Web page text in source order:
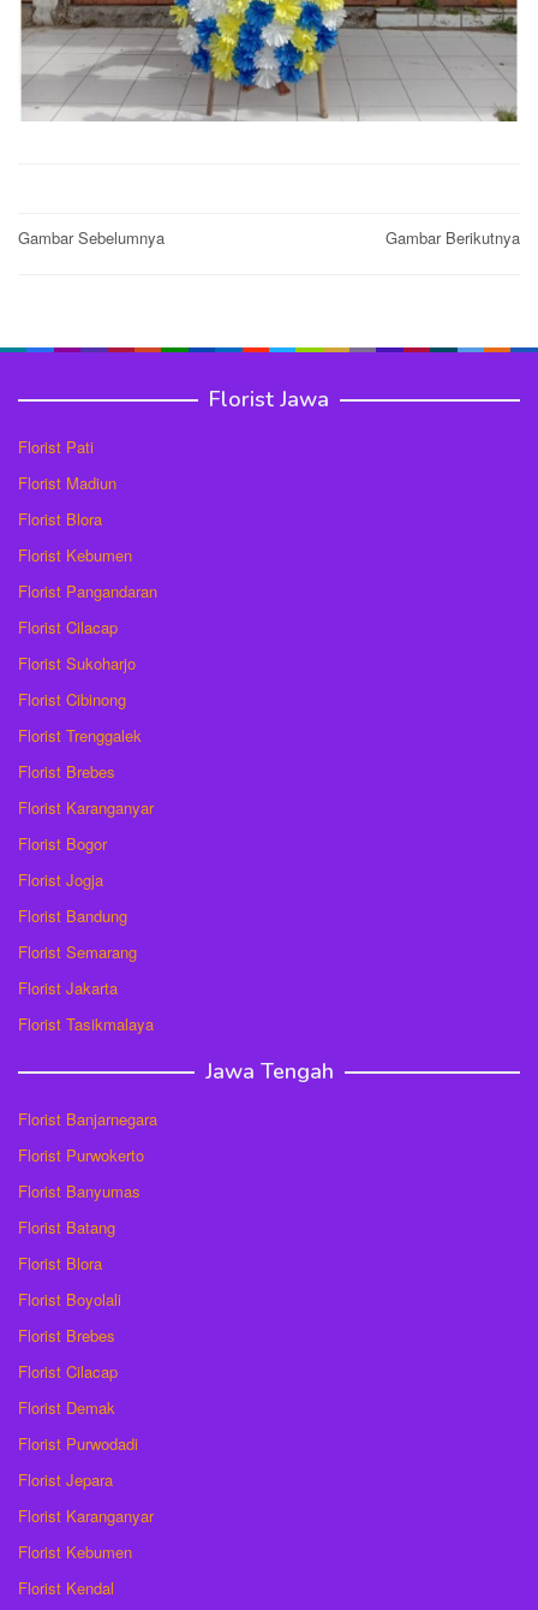
Post
Gambar Sebelumnya Gambar Berikutnya
Florist Jawa
Florist Pati
Florist Madiun
Florist Blora
Florist Kebumen
Florist Pangandaran
Florist Cilacap
Florist Sukoharjo
Florist Cibinong
Florist Trenggalek
Florist Brebes
Florist Karanganyar
Florist Bogor
Florist Jogja
Florist Bandung
Florist Semarang
Florist Jakarta
Florist Tasikmalaya
Jawa Tengah
Florist Banjarnegara
Florist Purwokerto
Florist Banyumas
Florist Batang
Florist Blora
Florist Boyolali
Florist Brebes
Florist Cilacap
Florist Demak
Florist Purwodadi
Florist Jepara
Florist Karanganyar
Florist Kebumen
Florist Kendal